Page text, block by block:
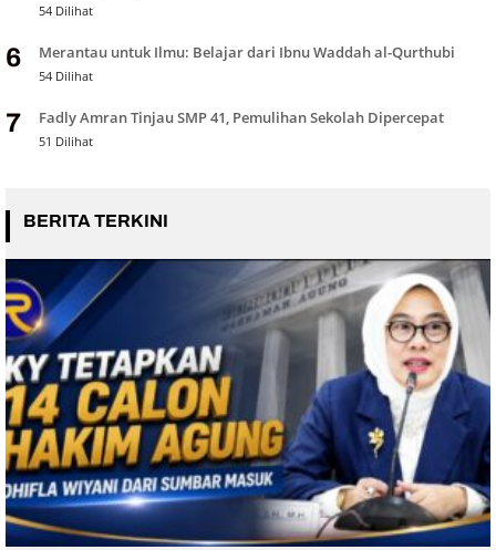
54 Dilihat
6 Merantau untuk Ilmu: Belajar dari Ibnu Waddah al-Qurthubi
54 Dilihat
7 Fadly Amran Tinjau SMP 41, Pemulihan Sekolah Dipercepat
51 Dilihat
BERITA TERKINI